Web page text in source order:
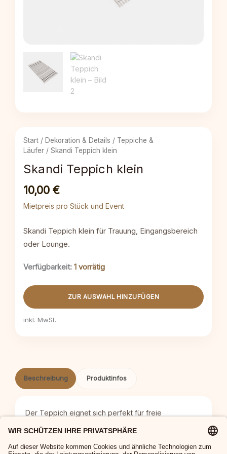
Start / Dekoration & Details / Teppiche &
Läufer / Skandi Teppich klein
Skandi Teppich klein
10,00 €
Mietpreis pro Stück und Event
Skandi Teppich klein für Trauung, Eingangsbereich
oder Lounge.
Verfügbarkeit: 1 vorrätig
Skandi
Teppich
klein
Menge
ZUR AUSWAHL HINZUFÜGEN
inkl. MwSt.
Beschreibung Produktinfos
Der Teppich eignet sich perfekt für freie
Trauungen, Eingangsbereiche oder stilvolle
sorgt für eine warme und hochwertige Atmosphäre